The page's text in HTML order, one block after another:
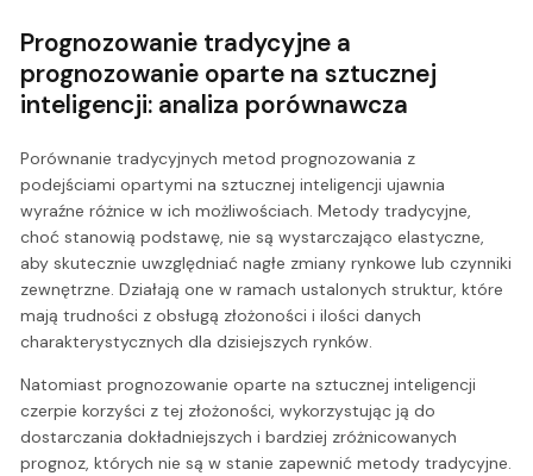
Prognozowanie tradycyjne a
prognozowanie oparte na sztucznej
inteligencji: analiza porównawcza
Porównanie tradycyjnych metod prognozowania z
podejściami opartymi na sztucznej inteligencji ujawnia
wyraźne różnice w ich możliwościach. Metody tradycyjne,
choć stanowią podstawę, nie są wystarczająco elastyczne,
aby skutecznie uwzględniać nagłe zmiany rynkowe lub czynniki
zewnętrzne. Działają one w ramach ustalonych struktur, które
mają trudności z obsługą złożoności i ilości danych
charakterystycznych dla dzisiejszych rynków.
Natomiast prognozowanie oparte na sztucznej inteligencji
czerpie korzyści z tej złożoności, wykorzystując ją do
dostarczania dokładniejszych i bardziej zróżnicowanych
prognoz, których nie są w stanie zapewnić metody tradycyjne.